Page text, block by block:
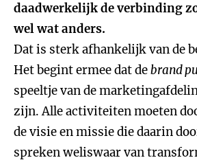
daadwerkelijk de verbinding
wel wat anders.
Dat is sterk afhankelijk van de
Het begint ermee dat debrand
speeltje van de
zijn. Alle activiteiten moeten
de visie en missie die daarin
spreken weliswaar van